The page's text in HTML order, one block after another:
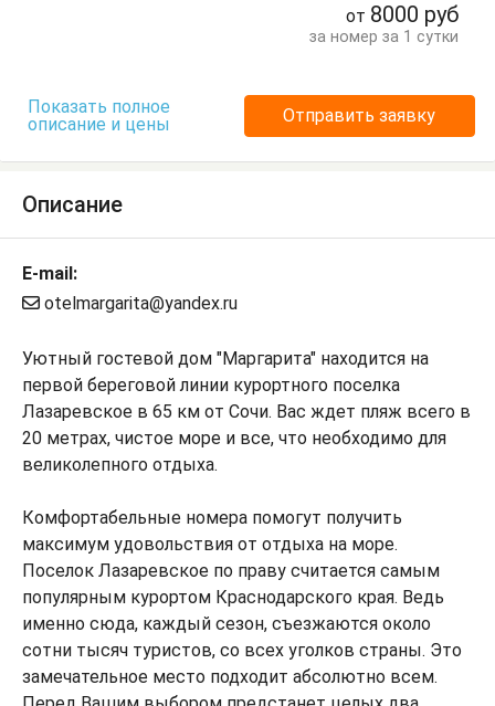
от 8000 руб
за номер за 1 сутки
Показать полное
описание и цены
Отправить заявку
Описание
E-mail:
otelmargarita@yandex.ru
Уютный гостевой дом "Маргарита" находится на
первой береговой линии курортного поселка
Лазаревское в 65 км от Сочи. Вас ждет пляж всего в
20 метрах, чистое море и все, что необходимо для
великолепного отдыха.
Комфортабельные номера помогут получить
максимум удовольствия от отдыха на море.
Поселок Лазаревское по праву считается самым
популярным курортом Краснодарского края. Ведь
именно сюда, каждый сезон, съезжаются около
сотни тысяч туристов, со всех уголков страны. Это
замечательное место подходит абсолютно всем.